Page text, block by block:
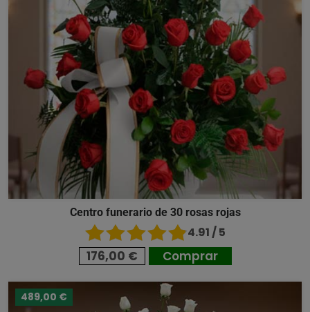
Centro funerario de 30 rosas rojas
4.91 / 5
176,00 € Comprar
489,00 €